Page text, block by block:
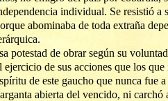
individual. Se resistió a
abominaba de toda extraña
A
potestad de obrar según su
ejercicio de sus acciones que los
de este gaucho que nunca fue
abierta del vencido, ni